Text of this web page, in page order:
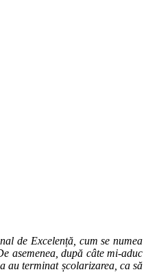
de Excelență, cum se numea
asemenea, după câte mi-aduc
au terminat școlarizarea, ca să